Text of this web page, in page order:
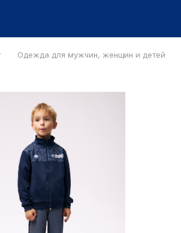
Одежда для мужчин, женщин и детей